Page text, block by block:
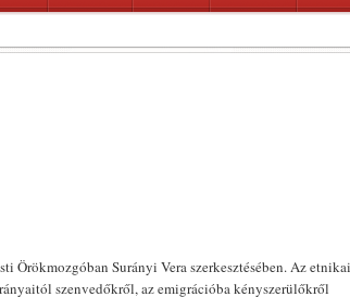
Örökmozgóban Surányi Vera szerkesztésében. Az etnikai
szenvedőkről, az emigrációba kényszerülőkről